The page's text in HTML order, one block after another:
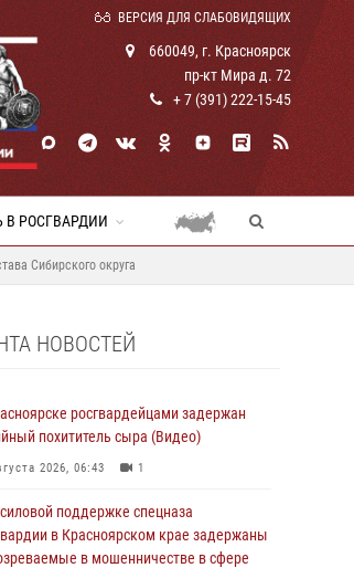
ВЕРСИЯ ДЛЯ СЛАБОВИДЯЩИХ
660049, г. Красноярск
пр-кт Мира д. 72
+ 7 (391) 222-15-45
РОСГВАРДИИ
Сибирского округа
НОВОСТЕЙ
росгвардейцами задержан
похититель сыра (Видео)
2026, 06:43 1
поддержке спецназа
в Красноярском крае задержаны
в мошенничестве в сфере